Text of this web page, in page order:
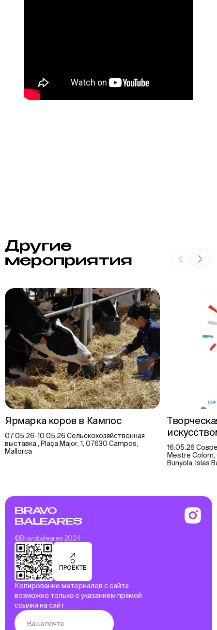
Другие
мероприятия
Ярмарка коров в Кампос
07.05.26-10.05.26 Сельскохозяйственная
выставка , Plaça Major, 1, 07630 Campos,
Mallorca
16.05.26
Mestre Colom,
Bunyola, Islas
BRAVO
BALEARES
©Bravobaleares 2024
О
ПРОЕКТЕ
Копирование материалов с сайта
возможно только с указанием прямой
ссылки на сайт